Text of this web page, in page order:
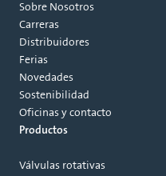
Sobre Nosotros
Carreras
Distribuidores
Ferias
Novedades
Sostenibilidad
Oficinas y contacto
Productos
Válvulas rotativas